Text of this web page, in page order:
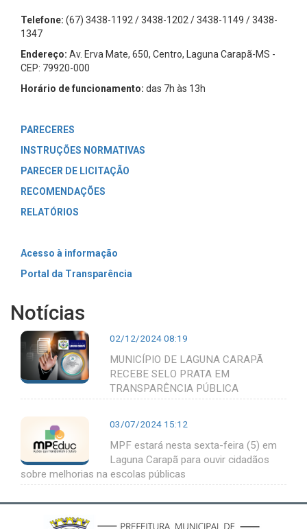
Telefone: (67) 3438-1192 / 3438-1202 / 3438-1149 / 3438-
1347
Endereço: Av. Erva Mate, 650, Centro, Laguna Carapã-MS -
CEP: 79920-000
Horário de funcionamento: das 7h às 13h
PARECERES
INSTRUÇÕES NORMATIVAS
PARECER DE LICITAÇÃO
RECOMENDAÇÕES
RELATÓRIOS
Acesso à informação
Portal da Transparência
Notícias
02/12/2024 08:19
MUNICÍPIO DE LAGUNA CARAPÃ
RECEBE SELO PRATA EM
TRANSPARÊNCIA PÚBLICA
03/07/2024 15:12
MPF estará nesta sexta-feira (5) em
Laguna Carapã para ouvir cidadãos
sobre melhorias na escolas públicas